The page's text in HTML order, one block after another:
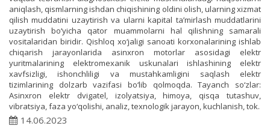
aniqlash, qismlarning ishdan chiqishining oldini olish, ularning xizmat
qilish muddatini uzaytirish va ularni kapital ta’mirlash muddatlarini
uzaytirish bo‘yicha qator muammolarni hal qilishning samarali
vositalaridan biridir. Qishloq xo‘jaligi sanoati korxonalarining ishlab
chiqarish jarayonlarida asinxron motorlar asosidagi elektr
yuritmalarining elektromexanik uskunalari ishlashining elektr
xavfsizligi, ishonchliligi va mustahkamligini saqlash elektr
tizimlarining dolzarb vazifasi bo‘lib qolmoqda. Tayanch so‘zlar:
Asinxron elektr dvigatel, izolyatsiya, himoya, qisqa tutashuv,
vibratsiya, faza yo‘qolishi, analiz, texnologik jarayon, kuchlanish, tok.
14.06.2023